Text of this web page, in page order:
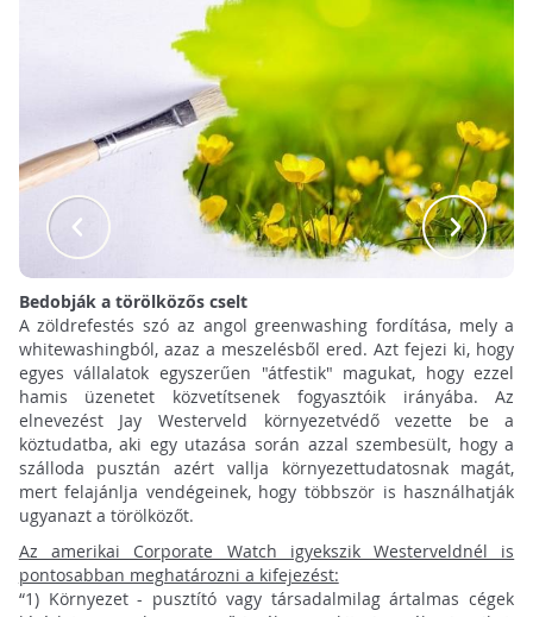
Bedobják a törölközős cselt
A zöldrefestés szó az angol greenwashing fordítása, mely a
whitewashingból, azaz a meszelésből ered. Azt fejezi ki, hogy
egyes vállalatok egyszerűen "átfestik" magukat, hogy ezzel
hamis üzenetet közvetítsenek fogyasztóik irányába. Az
elnevezést Jay Westerveld környezetvédő vezette be a
köztudatba, aki egy utazása során azzal szembesült, hogy a
szálloda pusztán azért vallja környezettudatosnak magát,
mert felajánlja vendégeinek, hogy többször is használhatják
ugyanazt a törölközőt.
Az amerikai Corporate Watch igyekszik Westerveldnél is
pontosabban meghatározni a kifejezést:
“1) Környezet - pusztító vagy társadalmilag ártalmas cégek